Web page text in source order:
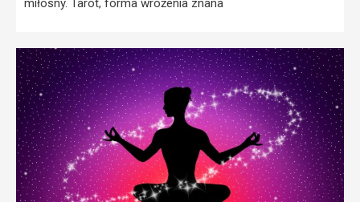
miłosny. Tarot, forma wróżenia znana